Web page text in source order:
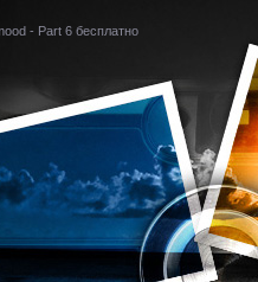
- Part 6 бесплатно